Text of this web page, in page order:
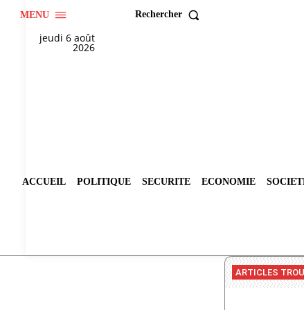
MENU Rechercher
jeudi 6 août
2026
ACCUEIL POLITIQUE SECURITE ECONOMIE
ARTICLES